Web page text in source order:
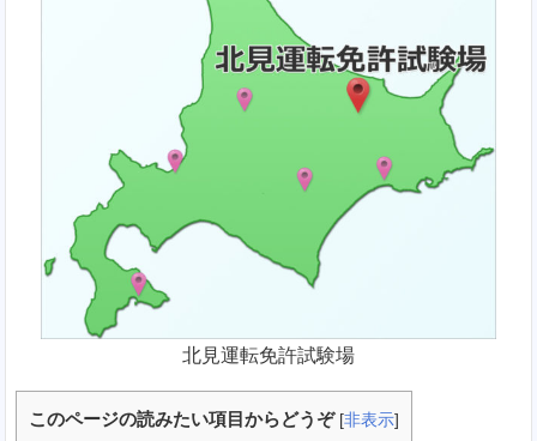
北見運転免許試験場
このページの読みたい項目からどうぞ [非表示]